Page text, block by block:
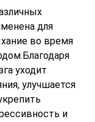
для
во время
уходит
улучшается
и